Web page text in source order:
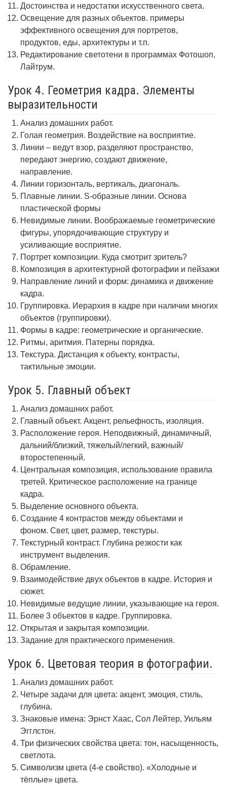
Достоинства и недостатки искусственного света.
Освещение для разных объектов. примеры
эффективного освещения для портретов,
продуктов, еды, архитектуры и т.п.
Редактирование светотени в программах Фотошоп,
Лайтрум.
Урок 4. Геометрия кадра. Элементы
выразительности
Анализ домашних работ.
Голая геометрия. Воздействие на восприятие.
Линии – ведут взор, разделяют пространство,
передают энергию, создают движение,
направление.
Линии горизонталь, вертикаль, диагональ.
Плавные линии. S-образные линии. Основа
пластической формы
Невидимые линии. Воображаемые геометрические
фигуры, упорядочивающие структуру и
усиливающие восприятие.
Портрет композиции. Куда смотрит зритель?
Композиция в архитектурной фотографии и пейзажи
Направление линий и форм: динамика и движение
кадра.
Группировка. Иерархия в кадре при наличии многих
объектов (группировки).
Формы в кадре: геометрические и органические.
Ритмы, аритмия. Патерны порядка.
Текстура. Дистанция к объекту, контрасты,
тактильные эмоции.
Урок 5. Главный объект
Анализ домашних работ.
Главный объект. Акцент, рельефность, изоляция.
Расположение героя. Неподвижный, динамичный,
дальний/близкий, тяжелый/легкий, важный/
второстепенный.
Центральная композиция, использование правила
третей. Критическое расположение на границе
кадра.
Выделение основного объекта.
Создание 4 контрастов между объектами и
фоном. Свет, цвет, размер, текстуры.
Текстурный контраст. Глубина резкости как
инструмент выделения.
Обрамление.
Взаимодействие двух объектов в кадре. История и
сюжет.
Невидимые ведущие линии, указывающие на героя.
Более 3 объектов в кадре. Группировка.
Открытая и закрытая композиции.
Задание для практического применения.
Урок 6. Цветовая теория в фотографии.
Анализ домашних работ.
Четыре задачи для цвета: акцент, эмоция, стиль,
глубина.
Знаковые имена: Эрнст Хаас, Сол Лейтер, Уильям
Эгглстон.
Три физических свойства цвета: тон, насыщенность,
светлота.
Символизм цвета (4-е свойство). «Холодные и
тёплые» цвета.